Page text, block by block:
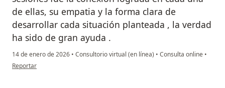
de ellas, su empatia y la forma clara de
desarrollar cada situación planteada , la verdad
ha sido de gran ayuda .
14 de enero de 2026 • Consultorio virtual (en línea) • Consulta online •
en opinión del usuario PRISCILLA
Reportar